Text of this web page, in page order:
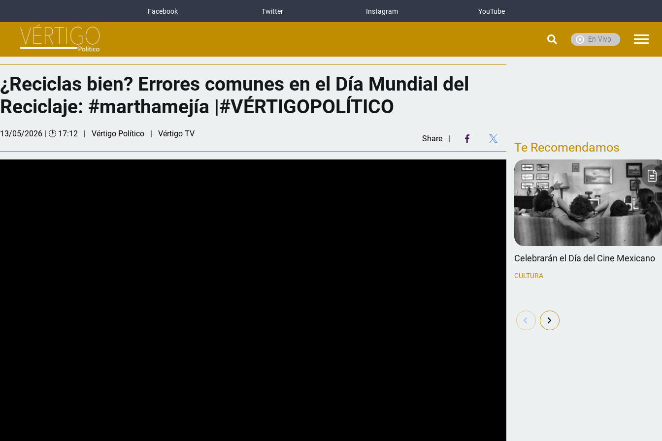
Facebook Twitter Instagram YouTube
En Vivo
¿Reciclas bien? Errores comunes en el Día Mundial del
Reciclaje: #marthamejía |#VÉRTIGOPOLÍTICO
13/05/2026 | 🕑 17:12 Vértigo Político Vértigo TV
Share
Te Recomendamos
Celebrarán el Día del Cine Mexicano
CULTURA